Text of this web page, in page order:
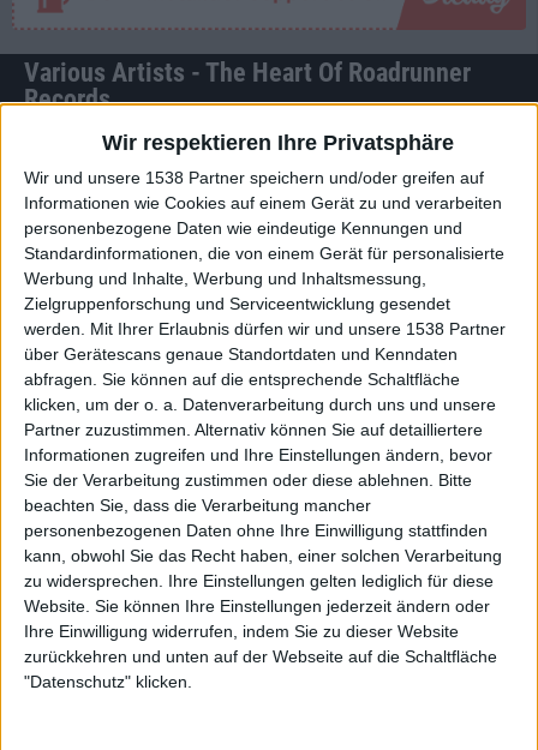
Wir respektieren Ihre Privatsphäre
Wir und unsere 1538 Partner speichern und/oder greifen auf
Informationen wie Cookies auf einem Gerät zu und verarbeiten
personenbezogene Daten wie eindeutige Kennungen und
Standardinformationen, die von einem Gerät für personalisierte
Werbung und Inhalte, Werbung und Inhaltsmessung,
Zielgruppenforschung und Serviceentwicklung gesendet
werden.
Mit Ihrer Erlaubnis dürfen wir und unsere 1538 Partner
über Gerätescans genaue Standortdaten und Kenndaten
abfragen. Sie können auf die entsprechende Schaltfläche
klicken, um der o. a. Datenverarbeitung durch uns und unsere
Partner zuzustimmen. Alternativ können Sie auf detailliertere
Informationen zugreifen und Ihre Einstellungen ändern, bevor
Sie der Verarbeitung zustimmen oder diese ablehnen.
Bitte
beachten Sie, dass die Verarbeitung mancher
personenbezogenen Daten ohne Ihre Einwilligung stattfinden
kann, obwohl Sie das Recht haben, einer solchen Verarbeitung
zu widersprechen. Ihre Einstellungen gelten lediglich für diese
Website. Sie können Ihre Einstellungen jederzeit ändern oder
Ihre Einwilligung widerrufen, indem Sie zu dieser Website
zurückkehren und unten auf der Webseite auf die Schaltfläche
"Datenschutz" klicken.
Various Artists - The Heart Of Roadrunner
Records
BAND VARIOUS ARTISTS
USER-WERTUNG
GIB DIE ERSTE WERTUNG AB!
STILE
ANZAHL SONGS
20
SPIELDAUER
67:31
RELEASE
2003-04-21
LABEL
ROADRUNNER RECORDS